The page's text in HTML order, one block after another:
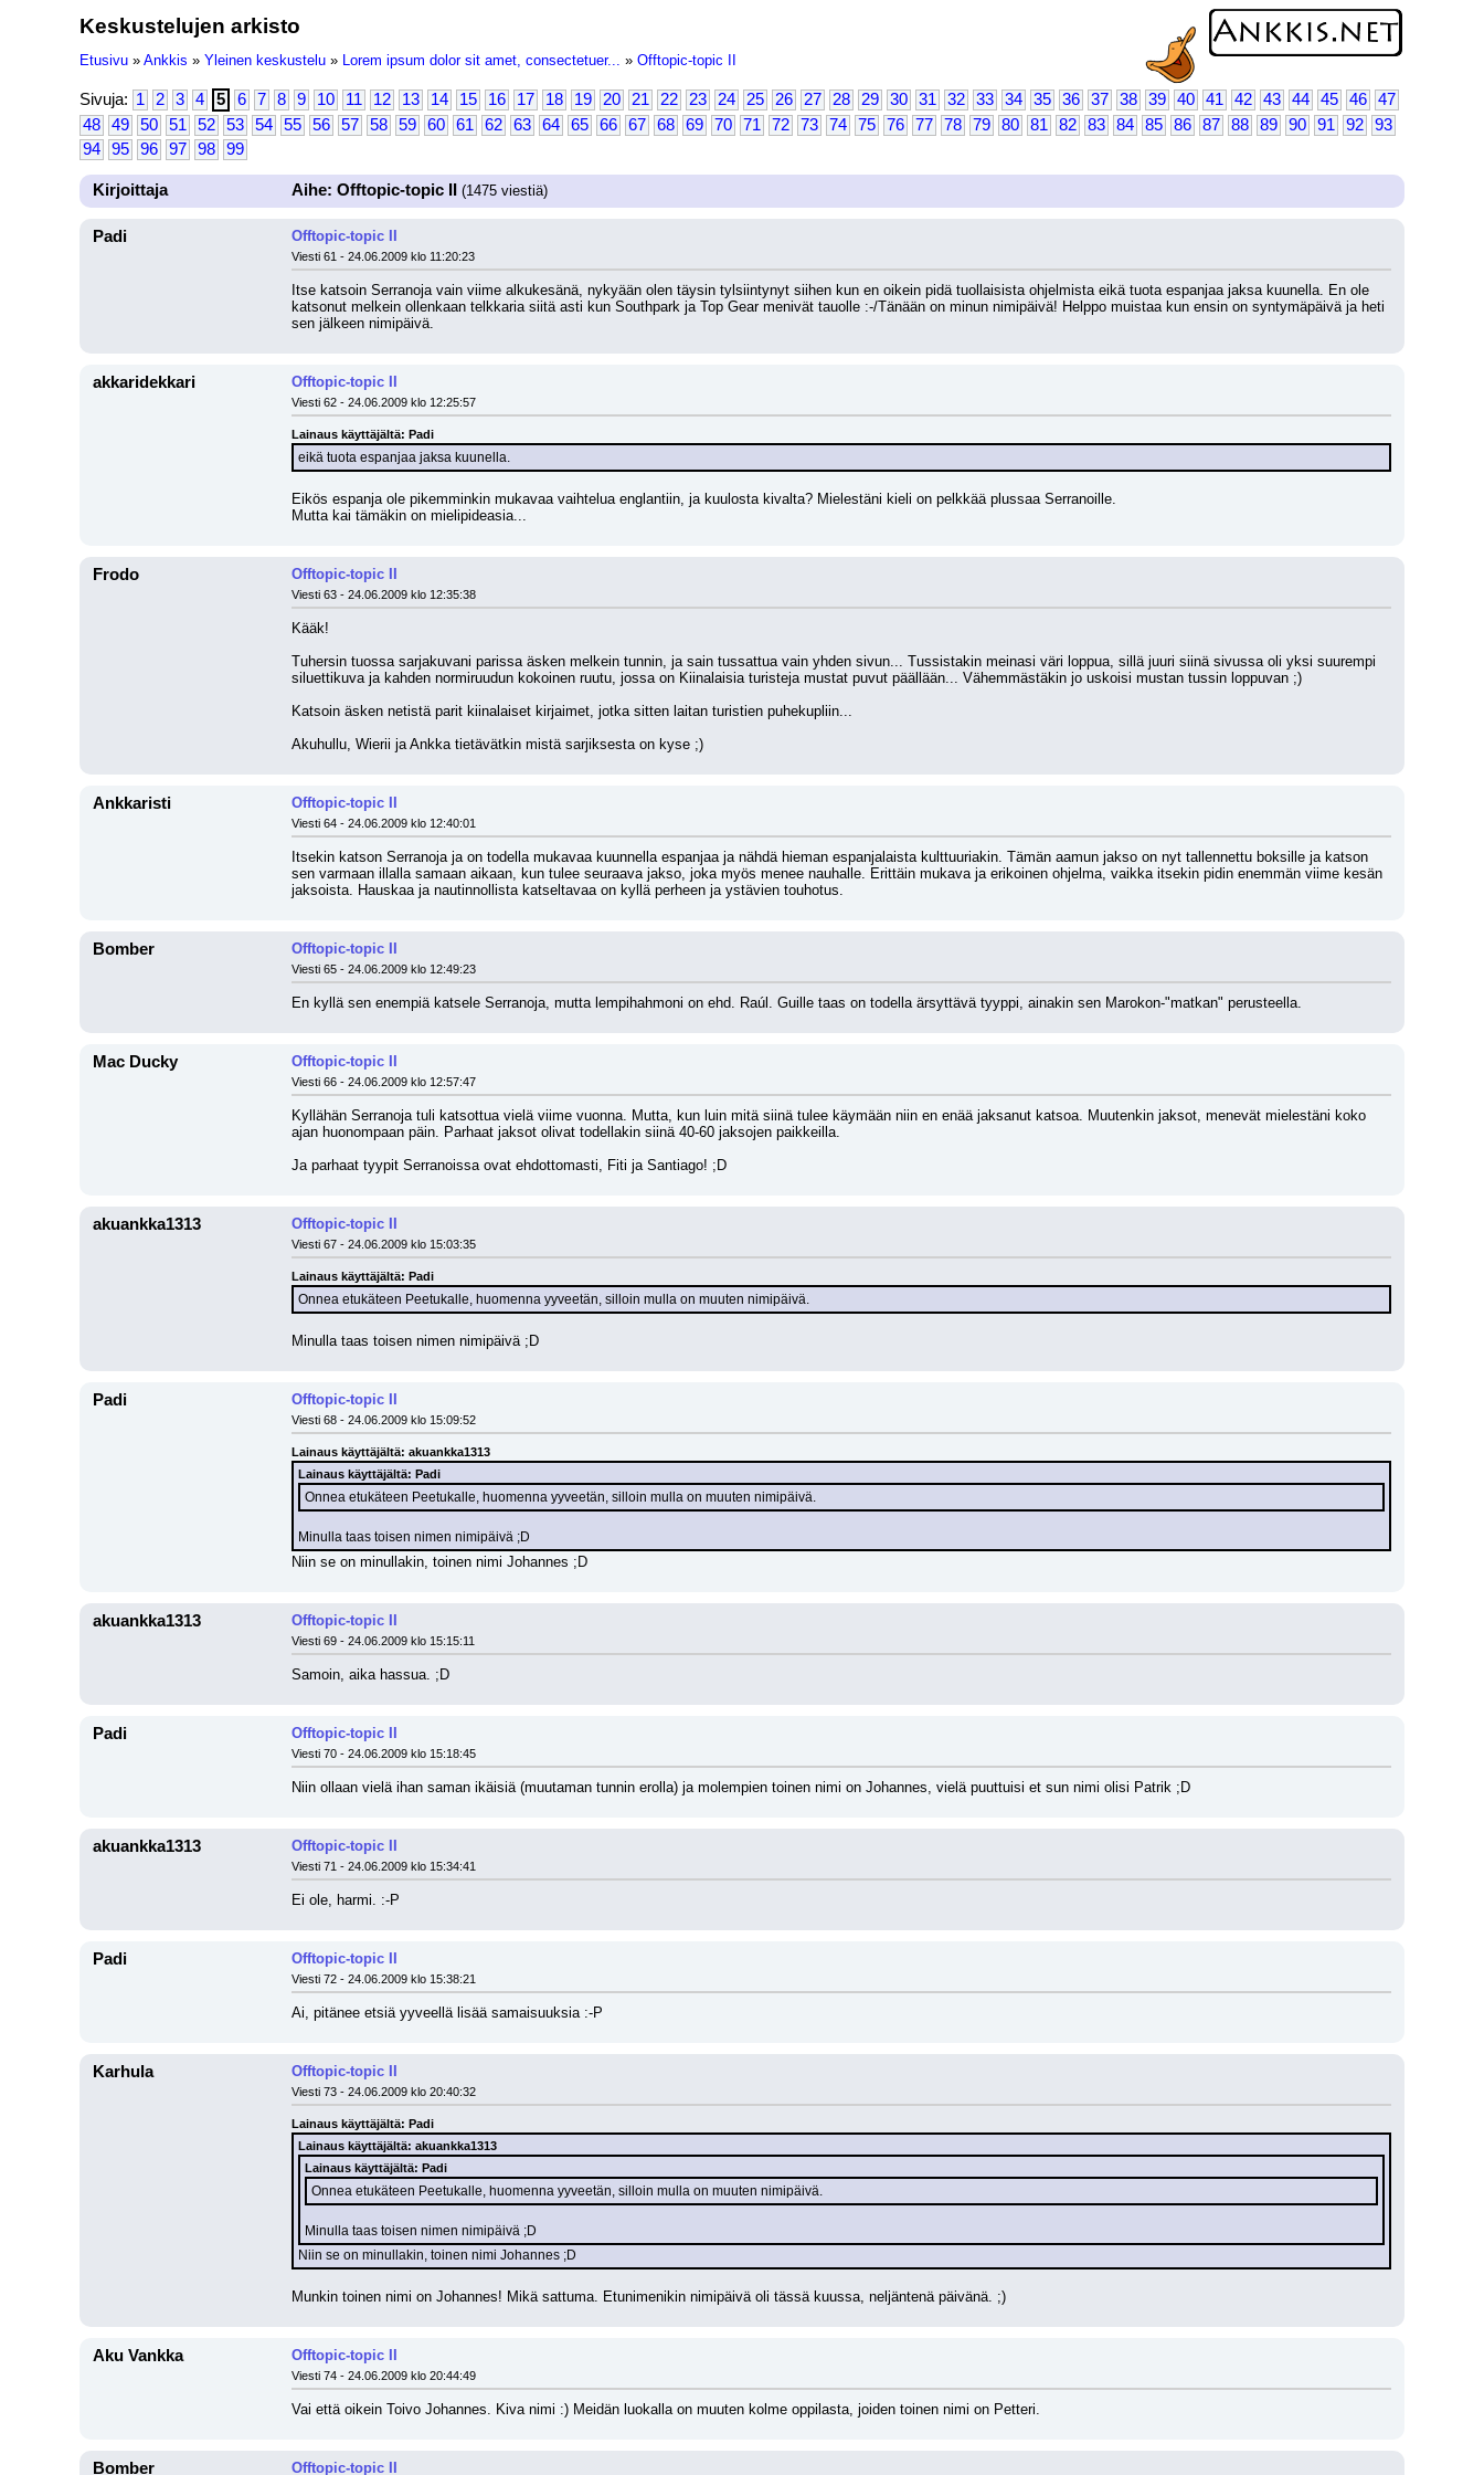
Keskustelujen arkisto
Etusivu » Ankkis » Yleinen keskustelu » Lorem ipsum dolor sit amet, consectetuer... » Offtopic-topic II
Sivuja: 1 2 3 4 5 6 7 8 9 10 11 12 13 14 15 16 17 18 19 20 21 22 23 24 25 26 27 28 29 30 31 32 33 34 35 36 37 38 39 40 41 42 43 44 45 46
47
48
49 50 51 52 53 54 55 56 57 58 59 60 61 62 63 64 65 66 67 68 69 70 71 72 73 74 75 76 77 78 79 80 81 82 83 84 85 86 87 88 89 90 91 92
93
94
95 96 97 98 99
Kirjoittaja Aihe: Offtopic-topic II (1475 viestiä)
Padi Offtopic-topic II
Viesti 61 - 24.06.2009 klo 11:20:23
Itse katsoin Serranoja vain viime alkukesänä, nykyään olen täysin tylsiintynyt siihen kun en oikein pidä tuollaisista ohjelmista eikä tuota espanjaa jaksa kuunella. En ole
katsonut melkein ollenkaan telkkaria siitä asti kun Southpark ja Top Gear menivät tauolle :-/Tänään on minun nimipäivä! Helppo muistaa kun ensin on syntymäpäivä ja heti
sen jälkeen nimipäivä.
akkaridekkari Offtopic-topic II
Viesti 62 - 24.06.2009 klo 12:25:57
Lainaus käyttäjältä: Padi
eikä tuota espanjaa jaksa kuunella.
Eikös espanja ole pikemminkin mukavaa vaihtelua englantiin, ja kuulosta kivalta? Mielestäni kieli on pelkkää plussaa Serranoille.
Mutta kai tämäkin on mielipideasia...
Frodo Offtopic-topic II
Viesti 63 - 24.06.2009 klo 12:35:38
Kääk!
Tuhersin tuossa sarjakuvani parissa äsken melkein tunnin, ja sain tussattua vain yhden sivun... Tussistakin meinasi väri loppua, sillä juuri siinä sivussa oli yksi suurempi
siluettikuva ja kahden normiruudun kokoinen ruutu, jossa on Kiinalaisia turisteja mustat puvut päällään... Vähemmästäkin jo uskoisi mustan tussin loppuvan ;)
Katsoin äsken netistä parit kiinalaiset kirjaimet, jotka sitten laitan turistien puhekupliin...
Akuhullu, Wierii ja Ankka tietävätkin mistä sarjiksesta on kyse ;)
Ankkaristi Offtopic-topic II
Viesti 64 - 24.06.2009 klo 12:40:01
Itsekin katson Serranoja ja on todella mukavaa kuunnella espanjaa ja nähdä hieman espanjalaista kulttuuriakin. Tämän aamun jakso on nyt tallennettu boksille ja katson
sen varmaan illalla samaan aikaan, kun tulee seuraava jakso, joka myös menee nauhalle. Erittäin mukava ja erikoinen ohjelma, vaikka itsekin pidin enemmän viime kesän
jaksoista. Hauskaa ja nautinnollista katseltavaa on kyllä perheen ja ystävien touhotus.
Bomber Offtopic-topic II
Viesti 65 - 24.06.2009 klo 12:49:23
En kyllä sen enempiä katsele Serranoja, mutta lempihahmoni on ehd. Raúl. Guille taas on todella ärsyttävä tyyppi, ainakin sen Marokon-"matkan" perusteella.
Mac Ducky Offtopic-topic II
Viesti 66 - 24.06.2009 klo 12:57:47
Kyllähän Serranoja tuli katsottua vielä viime vuonna. Mutta, kun luin mitä siinä tulee käymään niin en enää jaksanut katsoa. Muutenkin jaksot, menevät mielestäni koko
ajan huonompaan päin. Parhaat jaksot olivat todellakin siinä 40-60 jaksojen paikkeilla.
Ja parhaat tyypit Serranoissa ovat ehdottomasti, Fiti ja Santiago! ;D
akuankka1313 Offtopic-topic II
Viesti 67 - 24.06.2009 klo 15:03:35
Lainaus käyttäjältä: Padi
Onnea etukäteen Peetukalle, huomenna yyveetän, silloin mulla on muuten nimipäivä.
Minulla taas toisen nimen nimipäivä ;D
Padi Offtopic-topic II
Viesti 68 - 24.06.2009 klo 15:09:52
Lainaus käyttäjältä: akuankka1313
Lainaus käyttäjältä: Padi
Onnea etukäteen Peetukalle, huomenna yyveetän, silloin mulla on muuten nimipäivä.
Minulla taas toisen nimen nimipäivä ;D
Niin se on minullakin, toinen nimi Johannes ;D
akuankka1313 Offtopic-topic II
Viesti 69 - 24.06.2009 klo 15:15:11
Samoin, aika hassua. ;D
Padi Offtopic-topic II
Viesti 70 - 24.06.2009 klo 15:18:45
Niin ollaan vielä ihan saman ikäisiä (muutaman tunnin erolla) ja molempien toinen nimi on Johannes, vielä puuttuisi et sun nimi olisi Patrik ;D
akuankka1313 Offtopic-topic II
Viesti 71 - 24.06.2009 klo 15:34:41
Ei ole, harmi. :-P
Padi Offtopic-topic II
Viesti 72 - 24.06.2009 klo 15:38:21
Ai, pitänee etsiä yyveellä lisää samaisuuksia :-P
Karhula Offtopic-topic II
Viesti 73 - 24.06.2009 klo 20:40:32
Lainaus käyttäjältä: Padi
Lainaus käyttäjältä: akuankka1313
Lainaus käyttäjältä: Padi
Onnea etukäteen Peetukalle, huomenna yyveetän, silloin mulla on muuten nimipäivä.
Minulla taas toisen nimen nimipäivä ;D
Niin se on minullakin, toinen nimi Johannes ;D
Munkin toinen nimi on Johannes! Mikä sattuma. Etunimenikin nimipäivä oli tässä kuussa, neljäntenä päivänä. ;)
Aku Vankka Offtopic-topic II
Viesti 74 - 24.06.2009 klo 20:44:49
Vai että oikein Toivo Johannes. Kiva nimi :) Meidän luokalla on muuten kolme oppilasta, joiden toinen nimi on Petteri.
Bomber Offtopic-topic II